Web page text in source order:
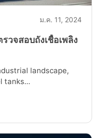
ม.ค. 11, 2024
วจสอบถังเชื้อเพลิง
landscape,
tanks...